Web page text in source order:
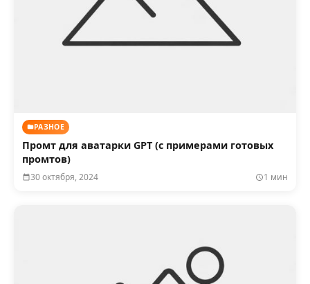
РАЗНОЕ
Промт для аватарки GPT (с примерами готовых
промтов)
30 октября, 2024 1 мин